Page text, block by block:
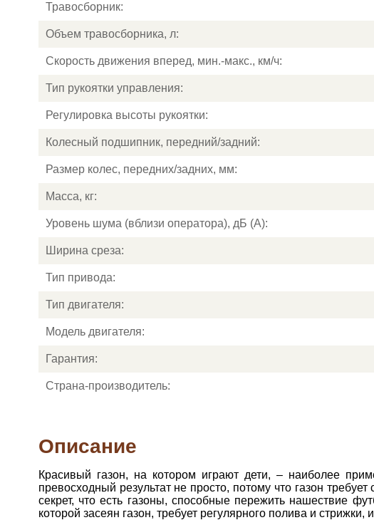
Травосборник:
Объем травосборника, л:
Скорость движения вперед, мин.-макс., км/ч:
Тип рукоятки управления:
Регулировка высоты рукоятки:
Колесный подшипник, передний/задний:
Размер колес, передних/задних, мм:
Масса, кг:
Уровень шума (вблизи оператора), дБ (А):
Ширина среза:
Тип привода:
Тип двигателя:
Модель двигателя:
Гарантия:
Страна-производитель:
Описание
Красивый газон, на котором играют дети, – наиболее
превосходный результат не просто, потому что газон
секрет, что есть газоны, способные пережить нашествие
которой засеян газон, требует регулярного полива и